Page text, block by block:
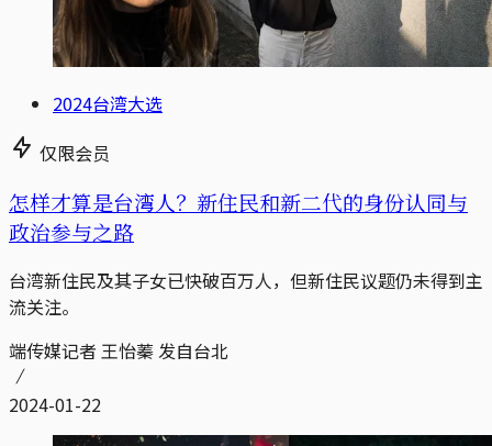
2024台湾大选
仅限会员
怎样才算是台湾人？新住民和新二代的身份认同与
政治参与之路
台湾新住民及其子女已快破百万人，但新住民议题仍未得到主
流关注。
端传媒记者 王怡蓁 发自台北
2024-01-22